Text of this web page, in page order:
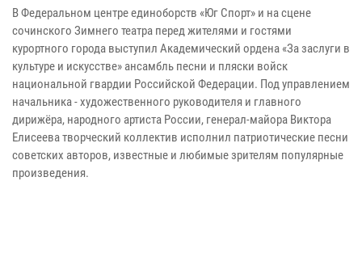
В Федеральном центре единоборств «Юг Спорт» и на сцене
сочинского Зимнего театра перед жителями и гостями
курортного города выступил Академический ордена «За заслуги в
культуре и искусстве» ансамбль песни и пляски войск
национальной гвардии Российской Федерации. Под управлением
начальника - художественного руководителя и главного
дирижёра, народного артиста России, генерал-майора Виктора
Елисеева творческий коллектив исполнил патриотические песни
советских авторов, известные и любимые зрителям популярные
произведения.